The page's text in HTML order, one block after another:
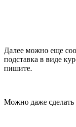
Далее можно еще
подставка в виде
пишите.
Можно даже